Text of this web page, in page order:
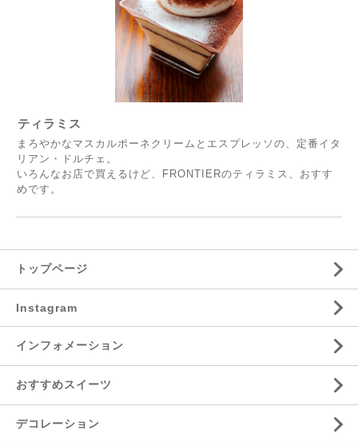
ティラミス
まろやかなマスカルポーネクリームとエスプレッソの、定番イタ
リアン・ドルチェ。
いろんなお店で買えるけど、FRONTIERのティラミス、おすす
めです。
トップページ
Instagram
インフォメーション
おすすめスイーツ
デコレーション